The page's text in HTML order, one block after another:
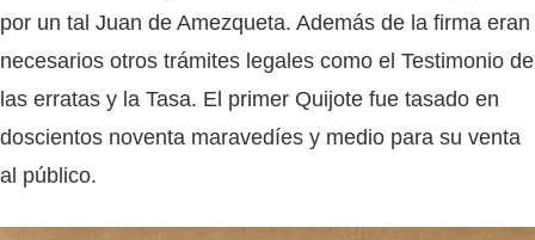
por un tal Juan de Amezqueta. Además de la firma eran
necesarios otros trámites legales como el Testimonio de
las erratas y la Tasa. El primer Quijote fue tasado en
doscientos noventa maravedíes y medio para su venta
al público.